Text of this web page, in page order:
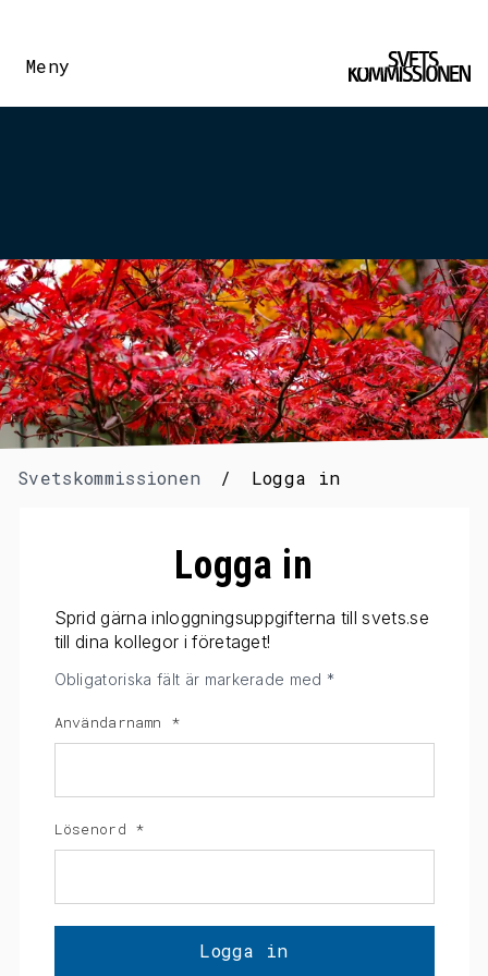
Meny
Svetskommissionen / Logga in
Logga in
Sprid gärna inloggningsuppgifterna till svets.se
till dina kollegor i företaget!
Obligatoriska fält är markerade med *
Användarnamn *
Lösenord *
Logga in